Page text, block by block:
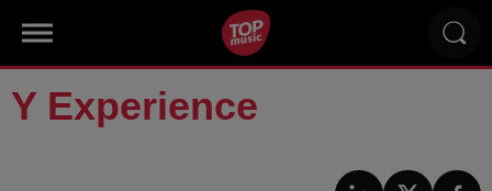
Y Experience